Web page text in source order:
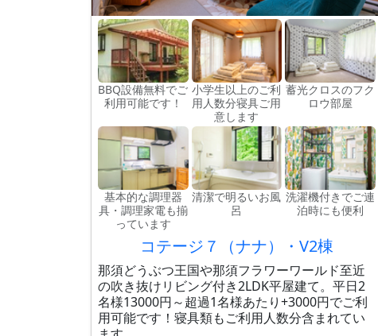
BBQ設備無料でご
利用可能です！
小学生以上のご利
用人数分寝具ご用
意します
蓄光クロスのフク
ロウ部屋
基本的な調理器
具・調理家電も揃
っています
清潔で明るいお風
呂
洗濯機付きでご連
泊時にも便利
コテージ７（ナナ）・V2棟
那須どうぶつ王国や那須フラワーワールド至近
の吹き抜けリビング付き2LDK平屋建て。平日2
名様13000円～超過1名様あたり+3000円でご利
用可能です！寝具類もご利用人数分含まれてい